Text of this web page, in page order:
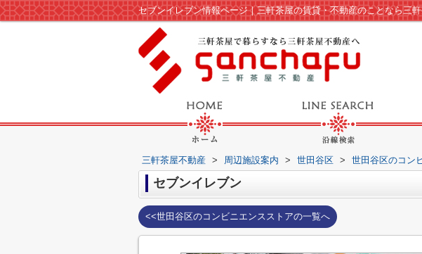
セブンイレブン情報ページ｜三軒茶屋の賃貸・不動産のことなら三
三軒茶屋不動産 > 周辺施設案内 > 世田谷区 > 世田谷区のコン
セブンイレブン
<<世田谷区のコンビニエンスストアの一覧へ